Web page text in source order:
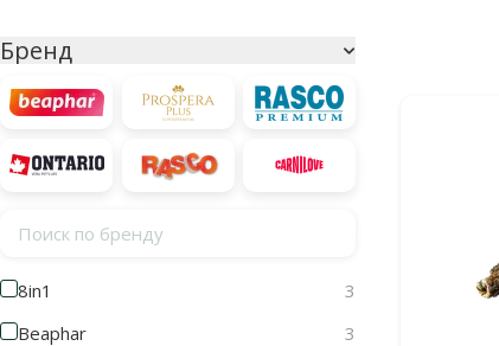
Бренд
Поиск по бренду
8in1
3
Beaphar
3